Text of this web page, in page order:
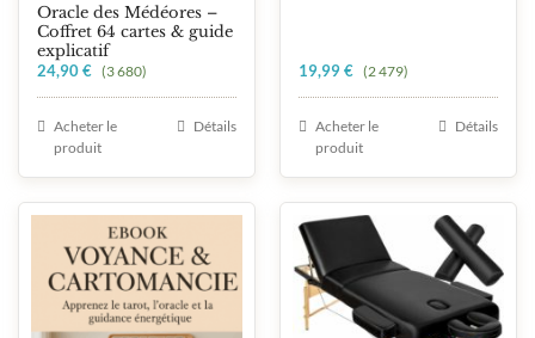
Oracle des Médéores –
Coffret 64 cartes & guide
explicatif
24,90€ (3 680)
Acheter le
produit
Détails
19,99€ (2 479)
Acheter le
produit
Détails